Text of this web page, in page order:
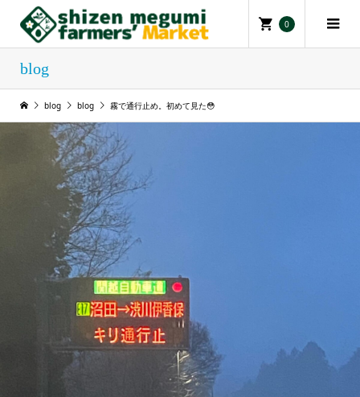
0
blog
blog blog 霧で通行止め。初めて見た😳